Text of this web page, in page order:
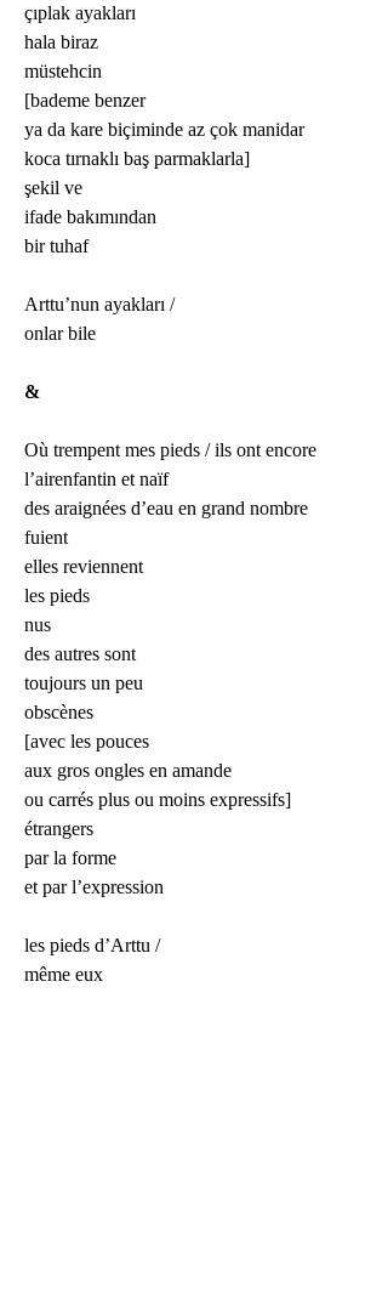
çıplak ayakları
hala biraz
müstehcin
[bademe benzer
ya da kare biçiminde az çok manidar
koca tırnaklı baş parmaklarla]
şekil ve
ifade bakımından
bir tuhaf
Arttu’nun ayakları /
onlar bile
&
Où trempent mes pieds / ils ont encore
l’airenfantin et naïf
des araignées d’eau en grand nombre
fuient
elles reviennent
les pieds
nus
des autres sont
toujours un peu
obscènes
[avec les pouces
aux gros ongles en amande
ou carrés plus ou moins expressifs]
étrangers
par la forme
et par l’expression
les pieds d’Arttu /
même eux